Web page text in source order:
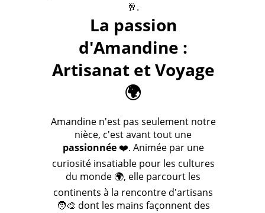
🥂.
La passion
d'Amandine :
Artisanat et Voyage
🌍
Amandine n'est pas seulement notre
nièce, c'est avant tout une
passionnée❤️. Animée par une
curiosité insatiable pour les cultures
du monde 🌍, elle parcourt les
continents à la rencontre d'artisans
🧑‍🎨 dont les mains façonnent des